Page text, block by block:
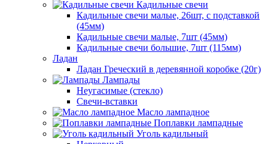
Кадильные свечи
Кадильные свечи малые, 26шт, с подставкой
(45мм)
Кадильные свечи малые, 7шт (45мм)
Кадильные свечи большие, 7шт (115мм)
Ладан
Ладан Греческий в деревянной коробке (20г)
Лампады
Неугасимые (стекло)
Свечи-вставки
Масло лампадное
Поплавки лампадные
Уголь кадильный